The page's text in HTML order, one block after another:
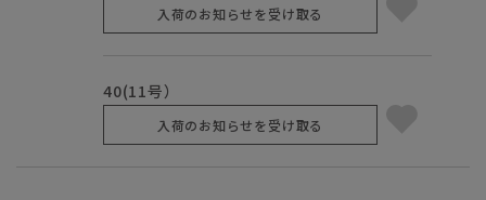
入荷のお知らせを受け取る
40(11号）
入荷のお知らせを受け取る